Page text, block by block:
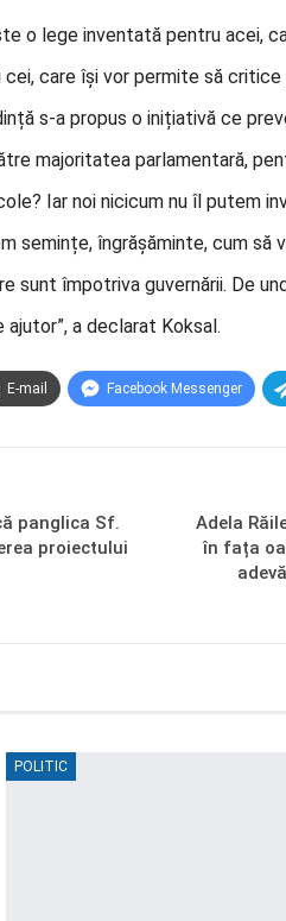
o lege inventată pentru acei,
care își vor permite să
s-a propus o inițiativă ce
majoritatea parlamentară,
Iar noi nicicum nu îl putem
semințe, îngrășăminte, cum să
sunt împotriva guvernării. De
ajutor”, a declarat Koksal.
E-mail Facebook Messenger
panglica Sf.
proiectului
Adela
în fața
POLITIC